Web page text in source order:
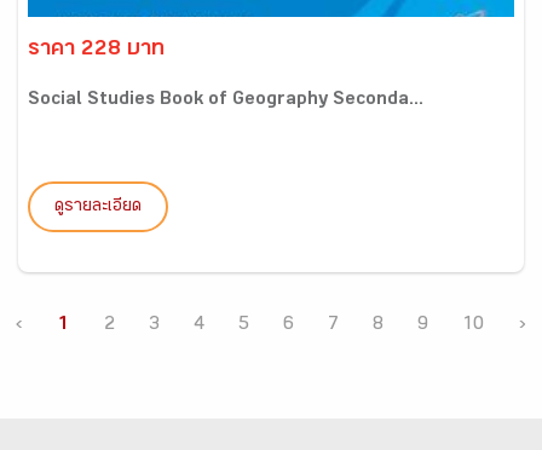
ราคา 228 บาท
Social Studies Book of Geography Seconda...
ดูรายละเอียด
‹ 1 2 3 4 5 6 7 8 9 10 ›